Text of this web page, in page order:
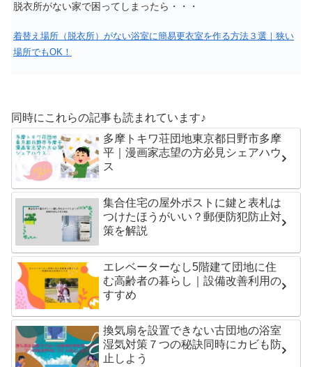
脱衣所がない家で困ってしまったら・・・
着替え場所（脱衣所）がない浴室に簡易更衣室を作る方法３選｜狭い
場所でもOK！
同時にこれらの記事も読まれています♪
多摩トキワ荘団地東京都日野市多摩
平｜漫画家志望の方必見シェアハウ
ス
集合住宅の屋外ポストに鍵と表札は
つけたほうがいい？郵便防犯防止対
策を解説
エレベーターなし5階建て団地に住
む高齢者の暮らし｜設備改善利用の
すすめ
換気扇を設置できない古団地の浴室
湿気対策７つの秘訣同時にカビも防
止しよう